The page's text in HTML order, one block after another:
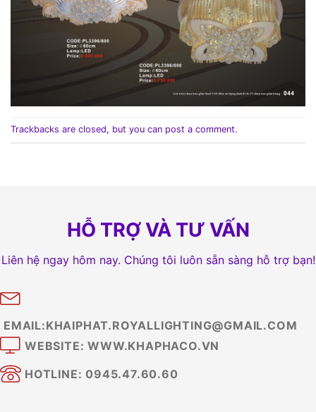
Trackbacks are closed, but you can post a comment.
HỖ TRỢ VÀ TƯ VẤN
Liên hệ ngay hôm nay. Chúng tôi luôn sẵn sàng hỗ trợ bạn!
EMAIL:KHAIPHAT.ROYALLIGHTING@GMAIL.COM
WEBSITE: WWW.KHAPHACO.VN
HOTLINE: 0945.47.60.60